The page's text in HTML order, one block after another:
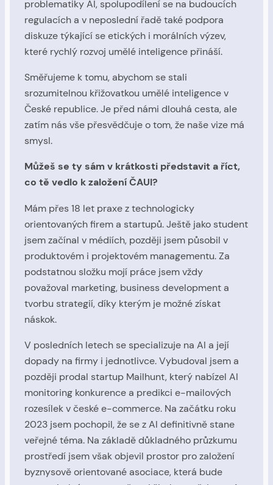
problematiky AI, spolupodílení se na budoucích
regulacích a v neposlední řadě také podpora
diskuze týkající se etických i morálních výzev,
které rychlý rozvoj umělé inteligence přináší.
Směřujeme k tomu, abychom se stali
srozumitelnou křižovatkou umělé inteligence v
České republice. Je před námi dlouhá cesta, ale
zatím nás vše přesvědčuje o tom, že naše vize má
smysl.
Můžeš se ty sám v krátkosti představit a říct,
co tě vedlo k založení ČAUI?
Mám přes 18 let praxe z technologicky
orientovaných firem a startupů. Ještě jako student
jsem začínal v médiích, později jsem působil v
produktovém i projektovém managementu. Za
podstatnou složku mojí práce jsem vždy
považoval marketing, business development a
tvorbu strategií, díky kterým je možné získat
náskok.
V posledních letech se specializuje na AI a její
dopady na firmy i jednotlivce. Vybudoval jsem a
později prodal startup Mailhunt, který nabízel AI
monitoring konkurence a predikci e-mailových
rozesílek v české e-commerce. Na začátku roku
2023 jsem pochopil, že se z AI definitivně stane
veřejné téma. Na základě důkladného průzkumu
prostředí jsem však objevil prostor pro založení
byznysově orientované asociace, která bude